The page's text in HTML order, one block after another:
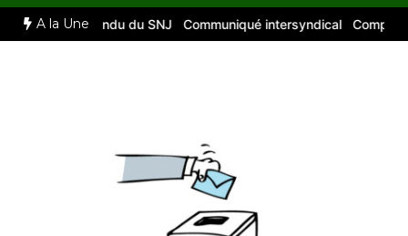
A la Une
: compte rendu du SNJ Communiqué intersyndical Compte-